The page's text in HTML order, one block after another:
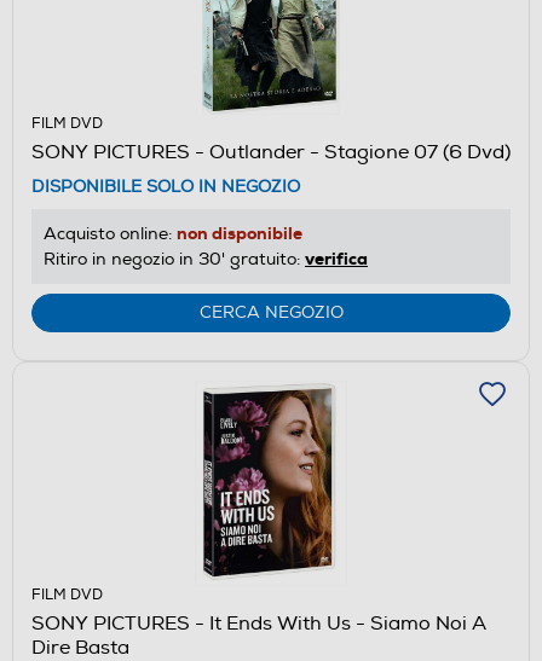
FILM DVD
SONY PICTURES - Outlander - Stagione 07 (6 Dvd)
DISPONIBILE SOLO IN NEGOZIO
Acquisto online: non disponibile
Ritiro in negozio in 30' gratuito: verifica
CERCA NEGOZIO
FILM DVD
SONY PICTURES - It Ends With Us - Siamo Noi A
Dire Basta